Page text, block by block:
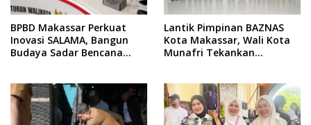
BPBD Makassar Perkuat
Inovasi SALAMA, Bangun
Budaya Sadar Bencana
Lantik Pimpinan BAZNAS
Kota Makassar, Wali Kota
Munafri Tekankan
Data